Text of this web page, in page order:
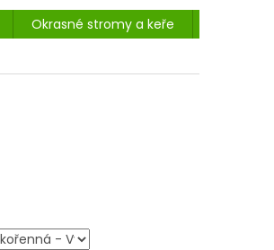
Okrasné stromy a keře